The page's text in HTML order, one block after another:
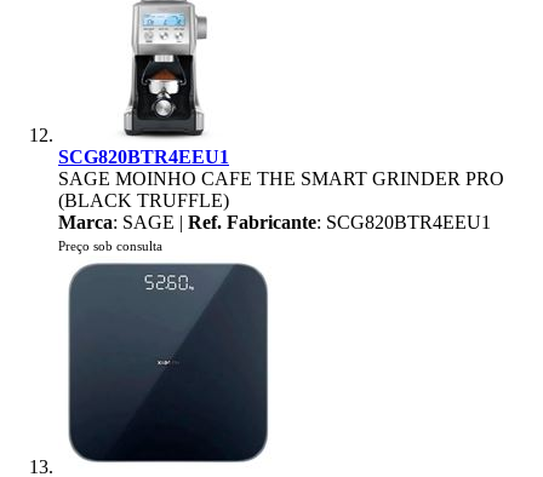
SCG820BTR4EEU1
SAGE MOINHO CAFE THE SMART GRINDER PRO
(BLACK TRUFFLE)
Marca: SAGE | Ref. Fabricante: SCG820BTR4EEU1
Preço sob consulta